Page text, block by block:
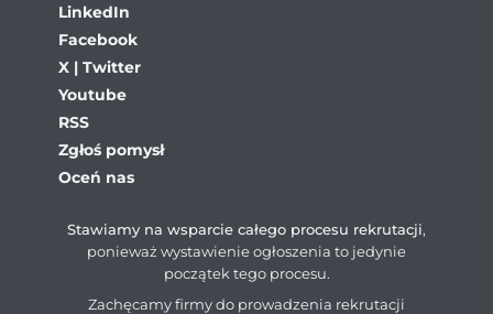
LinkedIn
Facebook
X | Twitter
Youtube
RSS
Zgłoś pomysł
Oceń nas
Stawiamy na wsparcie całego procesu rekrutacji,
ponieważ wystawienie ogłoszenia to jedynie
początek tego procesu.
Zachęcamy firmy do prowadzenia rekrutacji